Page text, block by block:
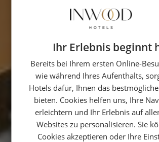
FRENCH
ENGLISH
ITALIAN
GERMAN
SPANISH
Ihr Erlebnis beginnt
Bereits bei Ihrem ersten Online-
wie während Ihres Aufenthalts,
Hotels dafür, Ihnen das
bieten. Cookies helfen uns, Ihre
erleichtern und Ihr Erlebnis auf
Websites zu personalisieren. Sie
Cookies akzeptieren oder Ihre